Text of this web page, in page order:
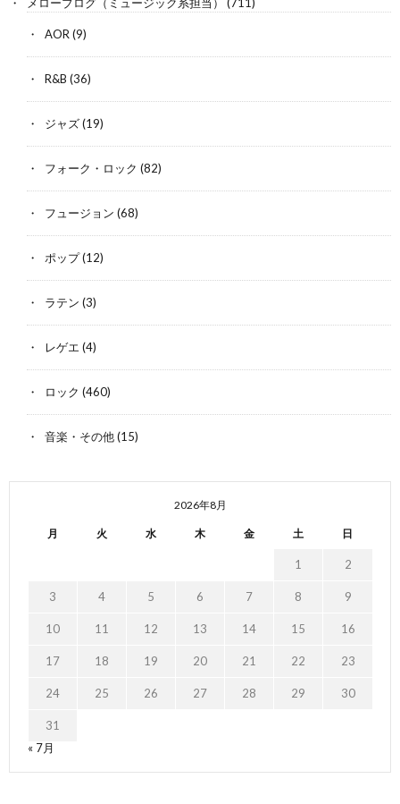
AOR (9)
R&B (36)
ジャズ(19)
フォーク・ロック (82)
フュージョン (68)
ポップ(12)
ラテン (3)
レゲエ (4)
ロック (460)
音楽・その他(15)
2026年8月
月 火 水 木 金 土 日
1 2
3 4 5 6 7 8 9
10 11 12 13 14 15 16
17 18 19 20 21 22 23
24 25 26 27 28 29 30
31
« 7月